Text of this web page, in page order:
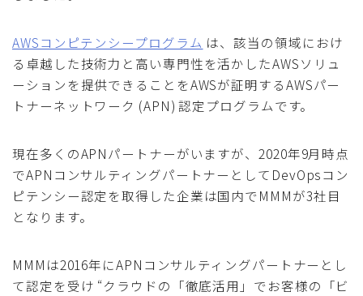
AWSコンピテンシープログラム は、該当の領域におけ
る卓越した技術力と高い専門性を活かしたAWSソリュ
ーションを提供できることをAWSが証明するAWSパー
トナーネットワーク (APN) 認定プログラムです。
現在多くのAPNパートナーがいますが、2020年9月時点
でAPNコンサルティングパートナーとしてDevOpsコン
ピテンシー認定を取得した企業は国内でMMMが3社目
となります。
MMMは2016年にAPNコンサルティングパートナーとし
て認定を受け “クラウドの「徹底活用」でお客様の「ビ